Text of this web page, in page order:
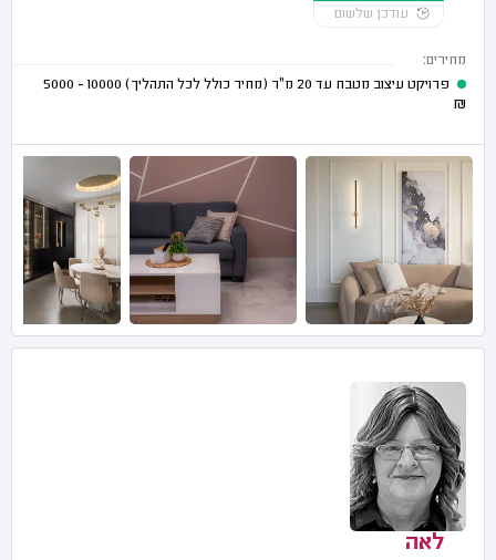
עודכן שלשום
מחירים:
פרויקט עיצוב מטבח עד 20 מ"ר (מחיר כולל לכל התהליך)
10000 - 5000
₪
לאה